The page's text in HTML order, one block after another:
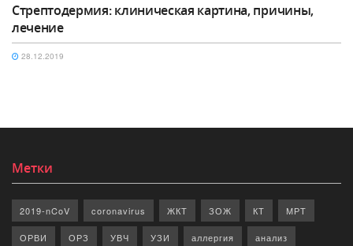
Стрептодермия: клиническая картина, причины,
лечение
28.12.2019
Метки
2019-nCoV coronavirus ЖКТ ЗОЖ КТ МРТ
ОРВИ ОРЗ УВЧ УЗИ аллергия анализ